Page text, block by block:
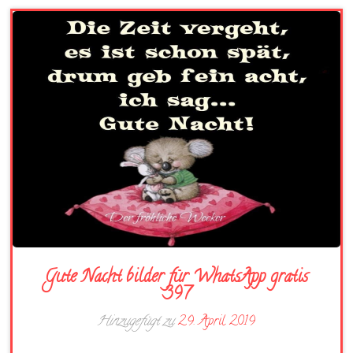
Gute Nacht bilder für WhatsApp gratis
397
Hinzugefügt zu29. April 2019